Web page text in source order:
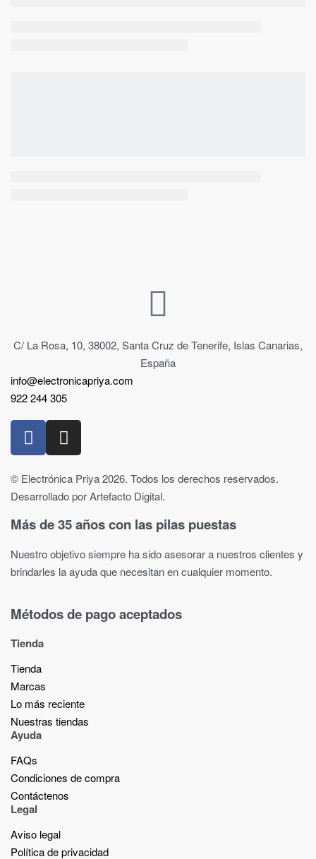
C/ La Rosa, 10, 38002, Santa Cruz de Tenerife, Islas Canarias,
España
info@electronicapriya.com
922 244 305
© Electrónica Priya 2026. Todos los derechos reservados.
Desarrollado por Artefacto Digital.
Más de 35 años con las pilas puestas
Nuestro objetivo siempre ha sido asesorar a nuestros clientes y
brindarles la ayuda que necesitan en cualquier momento.
Métodos de pago aceptados
Tienda
Tienda
Marcas
Lo más reciente​
Nuestras tiendas​
Ayuda
FAQs
Condiciones de compra
Contáctenos
Legal
Aviso legal
Política de privacidad